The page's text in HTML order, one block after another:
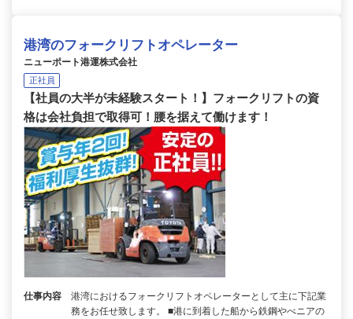
港湾のフォークリフトオペレーター
ニューポート港運株式会社
正社員
【社員の大半が未経験スタート！】フォークリフトの資
格は会社負担で取得可！腰を据えて働けます！
仕事内容
港湾におけるフォークリフトオペレーターとして主に下記業
務をお任せ致します。 ■港に到着した船から鉄鋼やべニアの